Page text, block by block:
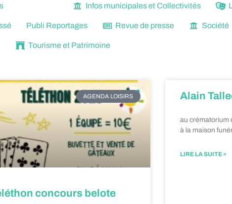
Infos municipales et Collectivités
Publi Reportages Revue de presse Société
Tourisme et Patrimoine
AGENDA LOISIRS
concours belote
Alain
au crématorium
à la maison
LIRE LA SUITE »